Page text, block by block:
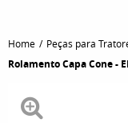
Home Peças para
Rolamento Capa Cone -